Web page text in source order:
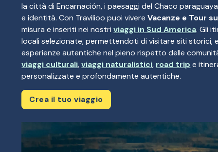
la città di Encarnación, i paesaggi del Chaco
e identità. Con Travilioo puoi vivereVacanze e Tour
misura e inseriti nei nostriviaggi in Sud America. Gli
locali selezionate, permettendoti di visitare siti storici,
esperienze autentiche nel pieno rispetto delle
viaggi culturali,viaggi naturalistici, road trip e
personalizzate e profondamente autentiche.
Crea il tuo viaggio